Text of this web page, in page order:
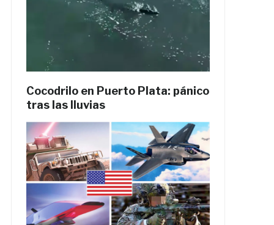
Cocodrilo en Puerto Plata: pánico
tras las lluvias